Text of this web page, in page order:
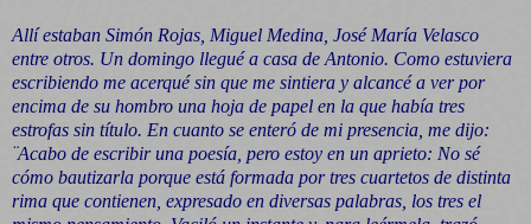
Allí estaban Simón Rojas, Miguel Medina, José María Velasco
entre otros. Un domingo llegué a casa de Antonio. Como estuviera
escribiendo me acerqué sin que me sintiera y alcancé a ver por
encima de su hombro una hoja de papel en la que había tres
estrofas sin título. En cuanto se enteró de mi presencia, me dijo:
¨Acabo de escribir una poesía, pero estoy en un aprieto: No sé
cómo bautizarla porque está formada por tres cuartetos de distinta
rima que contienen, expresado en diversas palabras, los tres el